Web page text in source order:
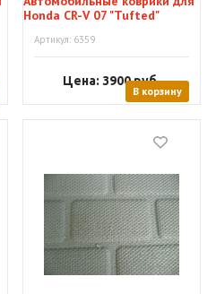
Honda CR-V 07 "Tufted"
Артикул: 6359
Цена: 3900руб.
В корзину